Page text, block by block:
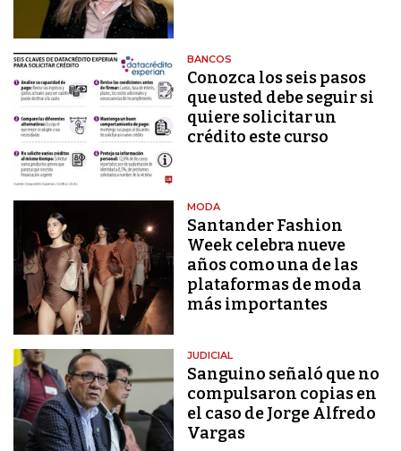
BANCOS
Conozca los seis pasos
que usted debe seguir si
quiere solicitar un
crédito este curso
MODA
Santander Fashion
Week celebra nueve
años como una de las
plataformas de moda
más importantes
JUDICIAL
Sanguino señaló que no
compulsaron copias en
el caso de Jorge Alfredo
Vargas